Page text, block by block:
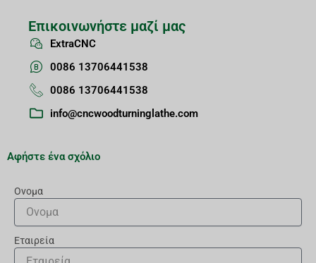
Επικοινωνήστε μαζί μας
ExtraCNC
0086 13706441538
0086 13706441538
info@cncwoodturninglathe.com
Αφήστε ένα σχόλιο
Ονομα
Εταιρεία